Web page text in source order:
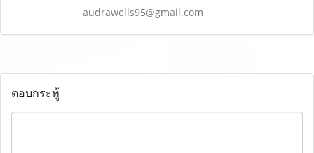
audrawells95@gmail.com
ตอบกระทู้